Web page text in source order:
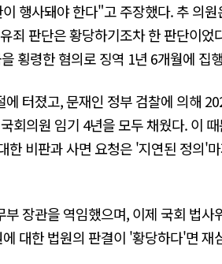
행사돼야 한다"고 주장했다. 추 의
죄 판단은 황당하기조차 한 판단이었
횡령한 혐의로 징역 1년 6개월에 집
터졌고, 문재인 정부 검찰에 의해
회의원 임기 4년을 모두 채웠다. 이
비판과 사면 요청은 '지연된 정의'
장관을 역임했으며, 이제 국회 법사
대한 법원의 판결이 '황당하다'면 재